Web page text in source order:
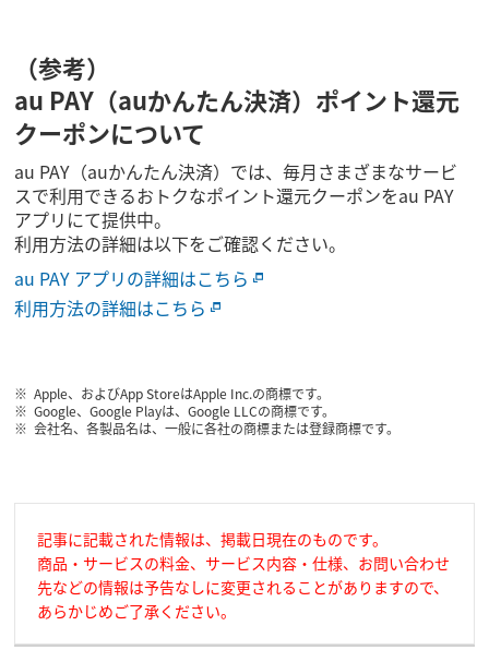
（参考）
au PAY（auかんたん決済）ポイント還元
クーポンについて
au PAY（auかんたん決済）では、毎月さまざまなサービ
スで利用できるおトクなポイント還元クーポンをau PAY
アプリにて提供中。
利用方法の詳細は以下をご確認ください。
au PAY アプリの詳細はこちら
利用方法の詳細はこちら
Apple、およびApp StoreはApple Inc.の商標です。
Google、Google Playは、Google LLCの商標です。
会社名、各製品名は、一般に各社の商標または登録商標です。
記事に記載された情報は、掲載日現在のものです。
商品・サービスの料金、サービス内容・仕様、お問い合わせ
先などの情報は予告なしに変更されることがありますので、
あらかじめご了承ください。